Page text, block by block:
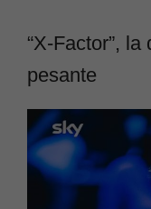
“X-Factor”,
pesante